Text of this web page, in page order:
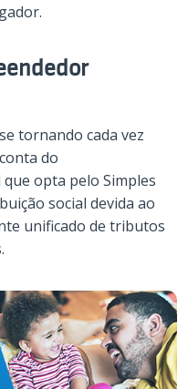
tornando cada vez
do
opta pelo Simples
social devida ao
unificado de tributos